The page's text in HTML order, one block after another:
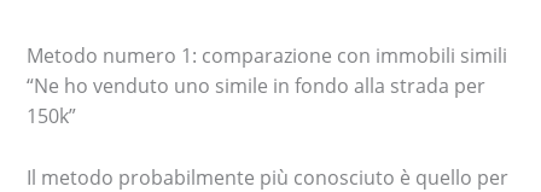
Metodo numero 1: comparazione con immobili simili
“Ne ho venduto uno simile in fondo alla strada per
150k”
Il metodo probabilmente più conosciuto è quello per